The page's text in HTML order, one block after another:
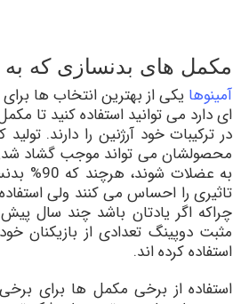
مکمل های بدنسازی که
آمینوها یکی از بهترین انتخاب ها
ای دارد می توانید استفاده کنید تا
در ترکیبات خود آرژنین را دارند.
محصولشان می تواند موجب گشاد
به
تاثیری را احساس می کنند ولی
چراکه اگر یادتان باشد چند سال
استفاده کرده اند.
استفاده از برخی مکمل ها برای